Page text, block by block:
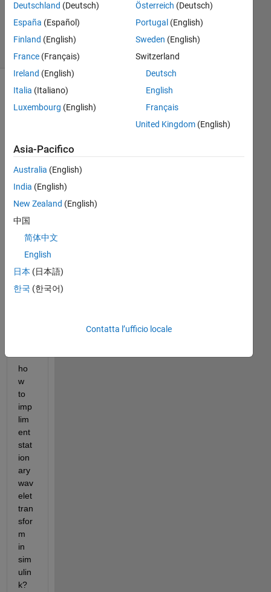
2021
2
Visualizzazioni
(30 giorni)
chiusa.
Riaprila
modificarla
o
per
ho
w
to
imp
lim
ent
stat
ion
ary
wav
elet
tran
sfor
m
in
sim
ulin
k?
Deutschland (Deutsch)
España (Español)
Finland (English)
France (Français)
Ireland (English)
Italia (Italiano)
Luxembourg (English)
Österreich (Deutsch)
Portugal (English)
Sweden (English)
Switzerland
Deutsch
English
Français
United Kingdom(English)
Asia-Pacifico
Australia (English)
India (English)
New Zealand (English)
中国
简体中文
English
日本 (日本語)
한국 (한국어)
Contatta l’ufficio locale